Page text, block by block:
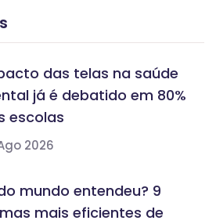
das telas na saúde
já é debatido em 80%
escolas
2026
mundo entendeu? 9
mais eficientes de